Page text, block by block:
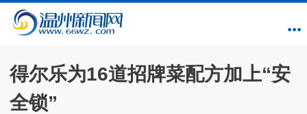
得尔乐为16道招牌菜配方加上“安
全锁”